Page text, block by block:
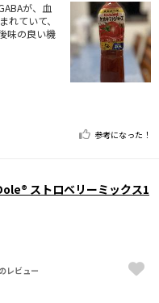
が、血
れていて、
味の良い機
参考になった！
ストロベリーミックス1
レビュー